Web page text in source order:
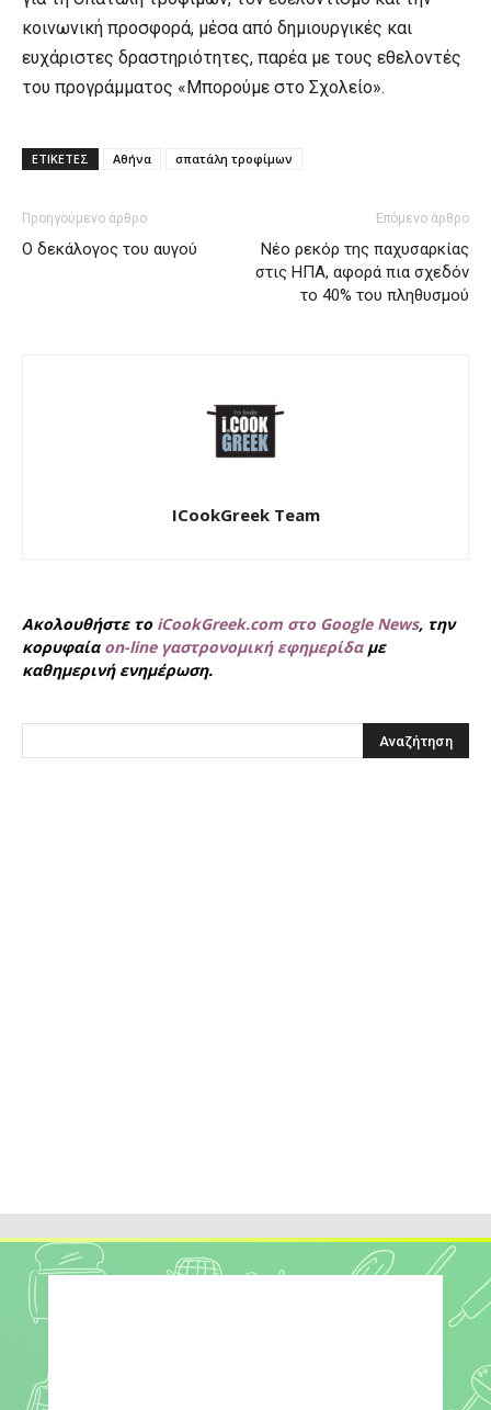
κοινωνική προσφορά, μέσα από δημιουργικές και
ευχάριστες δραστηριότητες, παρέα με τους εθελοντές
του προγράμματος «Μπορούμε στο Σχολείο».
ΕΤΙΚΕΤΕΣ Αθήνα σπατάλη τροφίμων
Προηγούμενο άρθρο
Ο δεκάλογος του αυγού
Επόμενο άρθρο
Νέο ρεκόρ της παχυσαρκίας
στις ΗΠΑ, αφορά πια σχεδόν
το 40% του πληθυσμού
ICookGreek Team
Ακολουθήστε το iCookGreek.com στο Google News, την
κορυφαία on-line γαστρονομική εφημερίδαμε
καθημερινή ενημέρωση.